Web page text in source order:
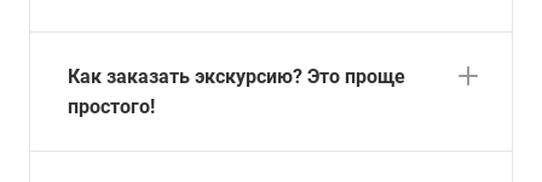
Как заказать экскурсию? Это проще
простого!